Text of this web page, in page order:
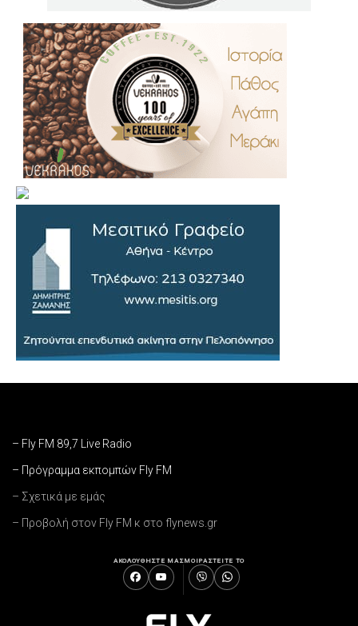
– Fly FM 89,7 Live Radio
– Πρόγραμμα εκπομπών Fly FM
– Σχετικά με εμάς
– Προβολή στον Fly FM κ στο flynews.gr
ΑΚΟΛΟΥΘΗΣΤΕ ΜΑΣΜΟΙΡΑΣΤΕΙΤΕ ΤΟ